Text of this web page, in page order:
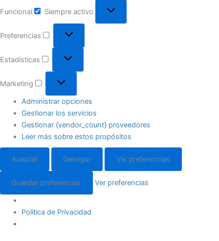
Funcional Siempre activo
Preferencias
Estadísticas
Marketing
Administrar opciones
Gestionar los servicios
Gestionar {vendor_count} proveedores
Leer más sobre estos propósitos
Aceptar Denegar Ver preferencias
Guardar preferencias Ver preferencias
Política de Privacidad